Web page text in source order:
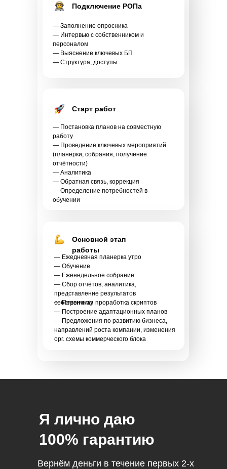
Подключение РОПа
— Заполнение опросника
— Интервью с собственником и
персоналом
— Выяснение ключевых БП
— Структура, доступы
Старт работ
— Постановка планов на совместную
работу
— Проведение ключевых мероприятий
(планёрки, собрания, получение
отчётности)
— Аналитика
— Обратная связь, коррекция
— Определение потребностей в
обучении
Основной этап
работы
— Ежедневная планерка утро
— Обучение
— Еженедельное собрание
— Сбор отчётов, аналитика,
представление результатов
собственнику
— Первичная проработка скриптов
— Построение адаптационных планов
— Предложения по развитию бизнеса,
направлений роста компании, изменения
орг. схемы коммерческого блока
Я лично даю
100% гарантию
Вернём деньги в течение первых 2-х